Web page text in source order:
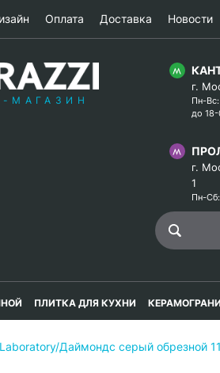
Оплата Доставка Новости
МАГАЗИН
г.
Пн-
до 18-
г.
1
Пн-
ПЛИТКА ДЛЯ КУХНИ
Laboratory/Даймондс серый